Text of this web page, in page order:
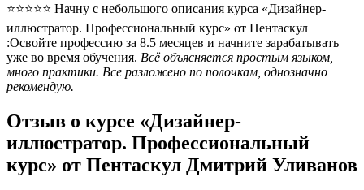
⭐⭐⭐⭐⭐ Начну с небольшого описания курса «Дизайнер-
иллюстратор. Профессиональный курс» от Пентаскул
:Освойте профессию за 8.5 месяцев и начните зарабатывать
уже во время обучения. Всё объясняется простым языком,
много практики. Все разложено по полочкам, однозначно
рекомендую.
Отзыв о курсе «Дизайнер-
иллюстратор. Профессиональный
курс» от Пентаскул Дмитрий Уливанов